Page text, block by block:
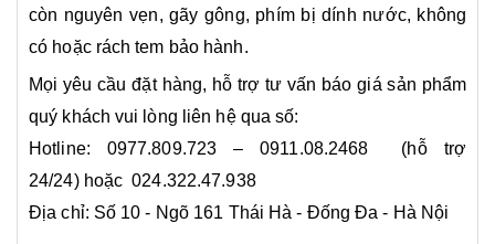
còn nguyên vẹn, gãy gông, phím bị dính nước, không
có hoặc rách tem bảo hành.
Mọi yêu cầu đặt hàng, hỗ trợ tư vấn báo giá sản phẩm
quý khách vui lòng liên hệ qua số:
Hotline: 0977.809.723 – 0911.08.2468 (hỗ trợ
24/24) hoặc 024.322.47.938
Địa chỉ: Số 10 - Ngõ 161 Thái Hà - Đống Đa - Hà Nội